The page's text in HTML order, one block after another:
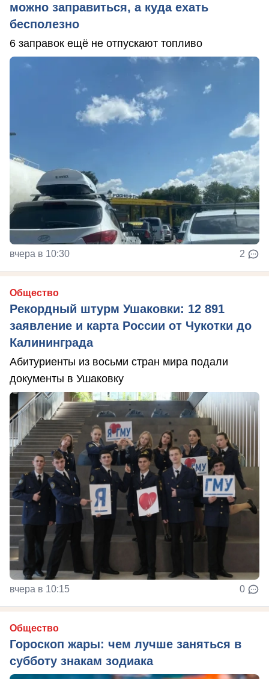
можно заправиться, а куда ехать
бесполезно
6 заправок ещё не отпускают топливо
вчера в 10:30 2
Общество
Рекордный штурм Ушаковки: 12 891
заявление и карта России от Чукотки до
Калининграда
Абитуриенты из восьми стран мира подали
документы в Ушаковку
вчера в 10:15 0
Общество
Гороскоп жары: чем лучше заняться в
субботу знакам зодиака